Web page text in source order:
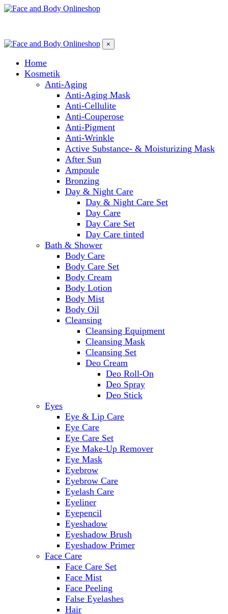
×
Home
Kosmetik
Anti-Aging
Anti-Aging Mask
Anti-Cellulite
Anti-Couperose
Anti-Pigment
Anti-Wrinkle
Active Substance- & Moisturizing Mask
After Sun
Ampoule
Bronzing
Day & Night Care
Day & Night Care Set
Day Care
Day Care Set
Day Care tinted
Bath & Shower
Body Care
Body Care Set
Body Cream
Body Lotion
Body Mist
Body Oil
Cleansing
Cleansing Equipment
Cleansing Mask
Cleansing Set
Deo Cream
Deo Roll-On
Deo Spray
Deo Stick
Eyes
Eye & Lip Care
Eye Care
Eye Care Set
Eye Make-Up Remover
Eye Mask
Eyebrow
Eyebrow Care
Eyelash Care
Eyeliner
Eyepencil
Eyeshadow
Eyeshadow Brush
Eyeshadow Primer
Face Care
Face Care Set
Face Mist
Face Peeling
False Eyelashes
Hair